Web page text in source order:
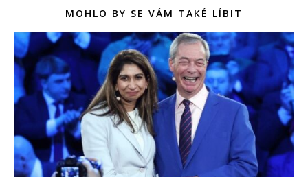
MOHLO BY SE VÁM TAKÉ LÍBIT